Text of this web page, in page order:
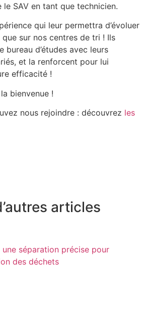
SAV en tant que technicien.
qui leur permettra d’évoluer
sur nos centres de tri ! Ils
bureau d’études avec leurs
et la renforcent pour lui
efficacité !
bienvenue !
nous rejoindre : découvrez les
articles
séparation précise pour
des déchets